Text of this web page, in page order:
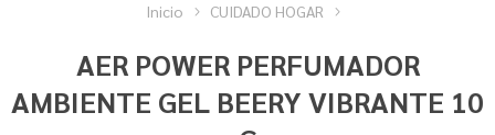
Inicio CUIDADO HOGAR
AER POWER PERFUMADOR
AMBIENTE GEL BEERY VIBRANTE 10